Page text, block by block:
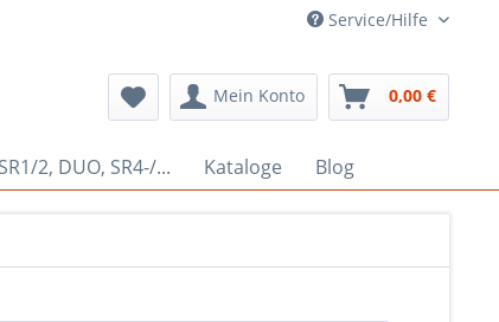
Service/Hilfe
Mein Konto 0,00 €
SR1/2, DUO, SR4-/... Kataloge Blog